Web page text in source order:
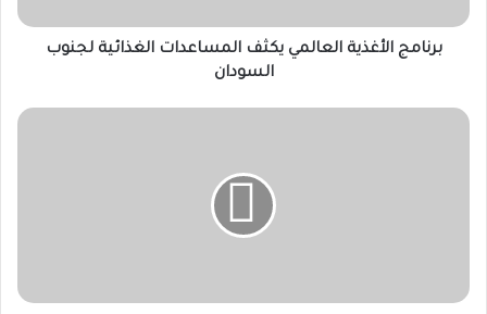
برنامج الأغذية العالمي يكثف المساعدات الغذائية لجنوب
السودان
تحسر
المطابع